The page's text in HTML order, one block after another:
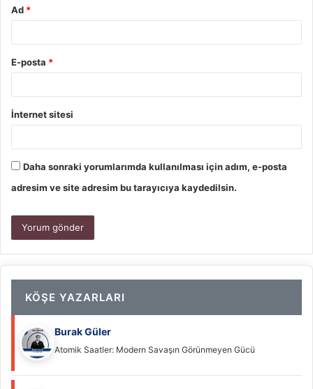
Ad *
E-posta *
İnternet sitesi
Daha sonraki yorumlarımda kullanılması için adım, e-posta
adresim ve site adresim bu tarayıcıya kaydedilsin.
KÖŞE YAZARLARI
Burak Güler
Atomik Saatler: Modern Savaşın Görünmeyen Gücü